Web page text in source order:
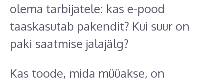
olema tarbijatele: kas e-pood
taaskasutab pakendit? Kui suur on
paki saatmise jalajälg?
Kas toode, mida müüakse, on